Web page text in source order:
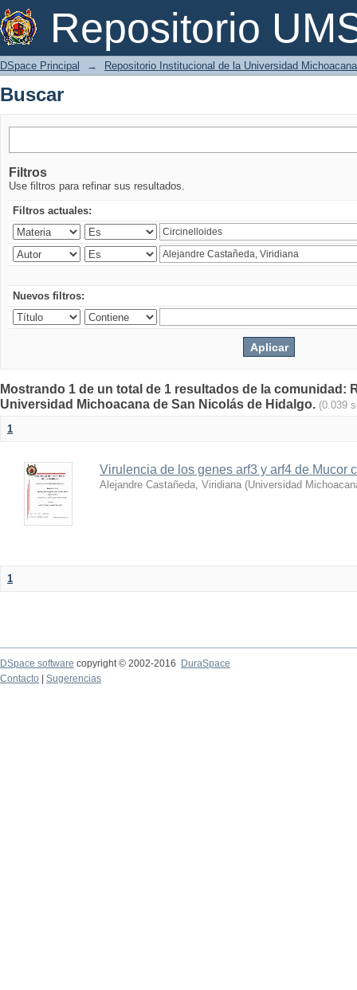
Repositorio
Buscar
DSpace Principal → Repositorio Institucional de la Universidad
Buscar
Filtros
Use filtros para refinar sus resultados.
Filtros actuales:
Nuevos filtros:
Mostrando 1 de un total de 1 resultados de la comunidad:
Universidad Michoacana de San Nicolás de Hidalgo. (0.039
1
Virulencia de los genes arf3 y arf4 de Mucor
Alejandre Castañeda, Viridiana (Universidad
1
DSpace software copyright © 2002-2016
DuraSpace
Contacto
Sugerencias